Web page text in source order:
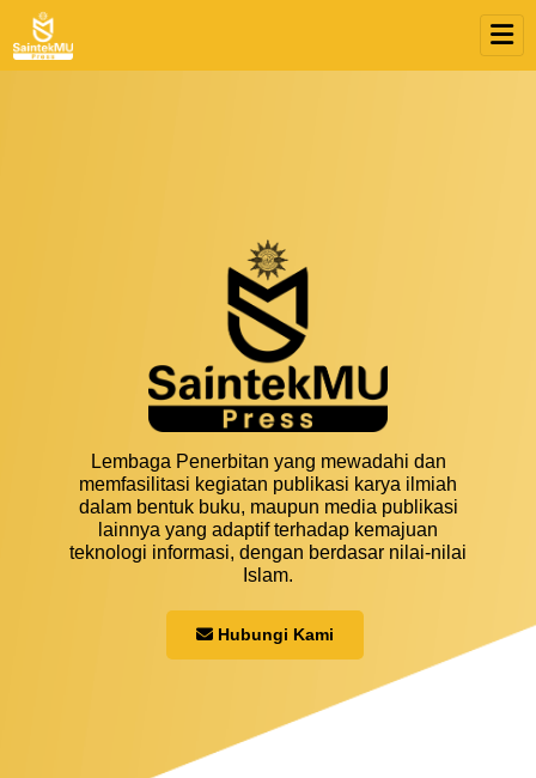
Lembaga Penerbitan yang mewadahi dan
memfasilitasi kegiatan publikasi karya ilmiah
dalam bentuk buku, maupun media publikasi
lainnya yang adaptif terhadap kemajuan
teknologi informasi, dengan berdasar nilai-nilai
Islam.
Hubungi Kami